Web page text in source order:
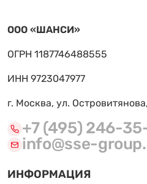
ООО «ШАНСИ»
ОГРН 1187746488555
ИНН 9723047977
г. Москва, ул.
+7 (495) 246-
info@sse-
ИНФОРМАЦИЯ